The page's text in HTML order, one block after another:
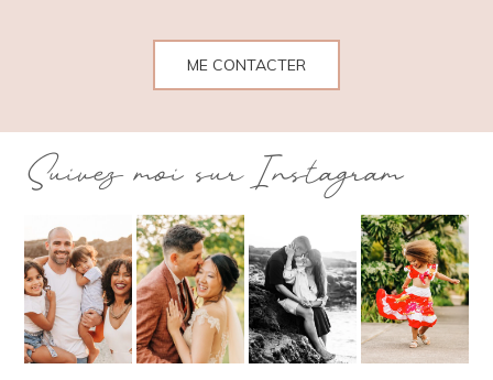
ME CONTACTER
Suivez moi sur Instagram